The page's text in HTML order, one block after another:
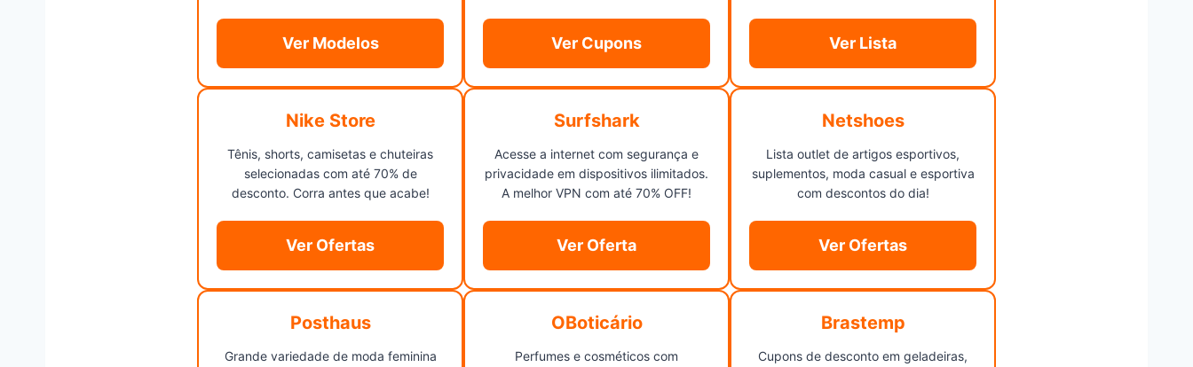
Ver Modelos Ver Cupons Ver Lista
Nike Store
Tênis, shorts, camisetas e chuteiras
selecionadas com até 70% de
desconto. Corra antes que acabe!
Ver Ofertas
Surfshark
Acesse a internet com segurança e
privacidade em dispositivos ilimitados.
A melhor VPN com até 70% OFF!
Ver Oferta
Netshoes
Lista outlet de artigos esportivos,
suplementos, moda casual e esportiva
com descontos do dia!
Ver Ofertas
Posthaus
Grande variedade de moda feminina
OBoticário
Perfumes e cosméticos com
Brastemp
Cupons de desconto em geladeiras,